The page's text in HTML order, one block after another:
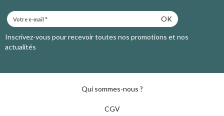
OK
Inscrivez-vous pour recevoir toutes nos promotions et nos
actualités
Qui sommes-nous ?
CGV